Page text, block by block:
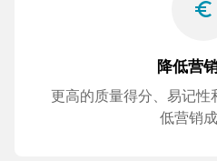
euro_symbol
降低营
更高的质量得分、易记性
低营销成